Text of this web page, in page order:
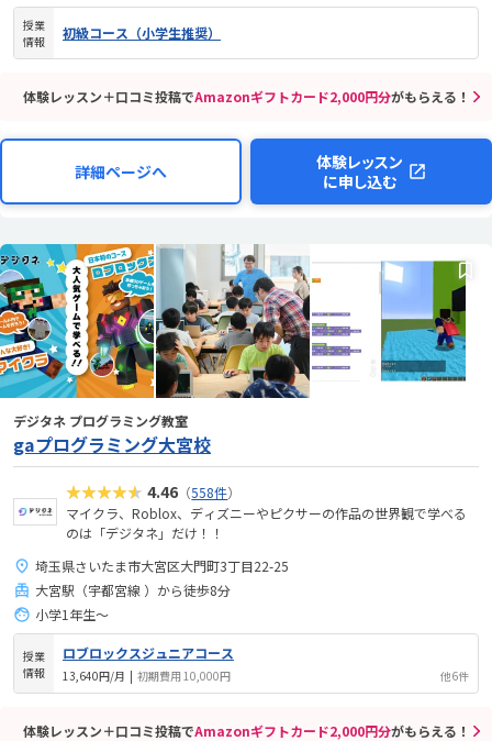
授業
情報
初級コース（小学生推奨）
体験レッスン＋口コミ投稿でAmazonギフトカード2,000円分がもらえる！
詳細ページへ
体験レッスン
に申し込む
デジタネ プログラミング教室
gaプログラミング大宮校
★★★★★ 4.46 （558件）
マイクラ、Roblox、ディズニーやピクサーの作品の世界観で学べる
のは「デジタネ」だけ！！
埼玉県さいたま市大宮区大門町3丁目22-25
大宮駅（宇都宮線 ）から徒歩8分
小学1年生～
授業
情報
ロブロックスジュニアコース
13,640円/月 | 初期費用 10,000円 他6件
体験レッスン＋口コミ投稿でAmazonギフトカード2,000円分がもらえる！